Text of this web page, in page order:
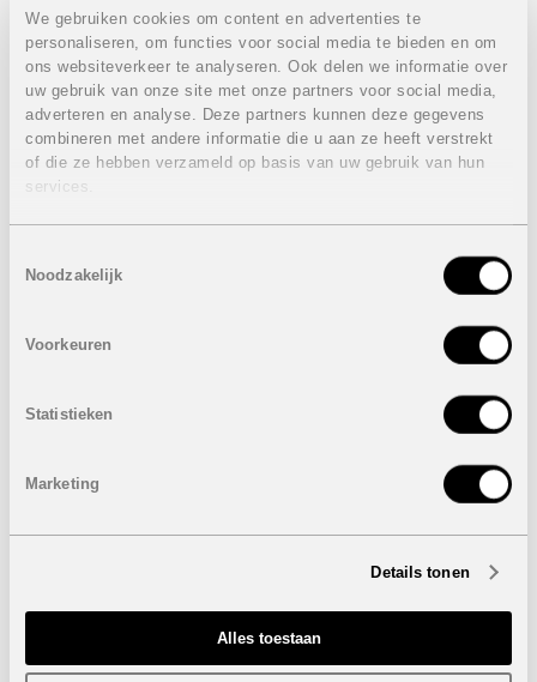
We gebruiken cookies om content en advertenties te
personaliseren, om functies voor social media te bieden en om
ons websiteverkeer te analyseren. Ook delen we informatie over
uw gebruik van onze site met onze partners voor social media,
adverteren en analyse. Deze partners kunnen deze gegevens
combineren met andere informatie die u aan ze heeft verstrekt
of die ze hebben verzameld op basis van uw gebruik van hun
services.
Noodzakelijk
Voorkeuren
Statistieken
Marketing
Details tonen
Alles toestaan
Hoogwaardige afwerking en extra’s:
Deze villa is tot in de puntjes afgewerkt met luxe
voorzieningen zoals:
Technal ramen met veiligheidsglas.
Compleet uitgeruste keuken met Siemens-apparatuur.
Roca badkamers en kranen.
LED-verlichting door het hele huis.
vloerverwarming.
in het plafond.
Alarmsysteem en camerabeveiliging (voorbereiding).
Buitensfeer
Een infinity pool van 48 m² met overloopsysteem.
Barbecuezone voor gezellige zomeravonden.
parkeerplaats en een rustige, groene omgeving.